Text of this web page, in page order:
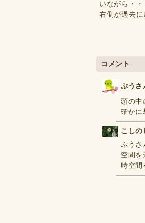
いながら・・
右側が過去に
コメント
ぷうさ
頭の中
確かに
こしの
ぷうさ
空間を
時空間